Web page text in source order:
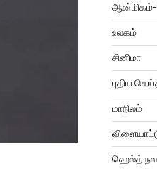
உலகம்
சினிமா
புதிய
மாநிலம்
ஹெல்த்